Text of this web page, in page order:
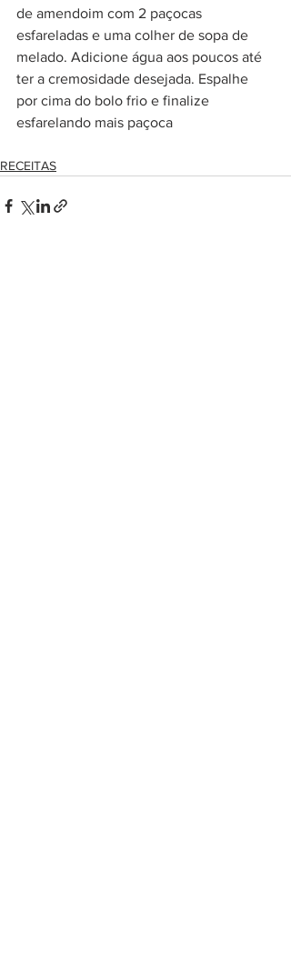
de amendoim com 2 paçocas
esfareladas e uma colher de sopa de
melado. Adicione água aos poucos até
ter a cremosidade desejada. Espalhe
por cima do bolo frio e finalize
esfarelando mais paçoca
RECEITAS